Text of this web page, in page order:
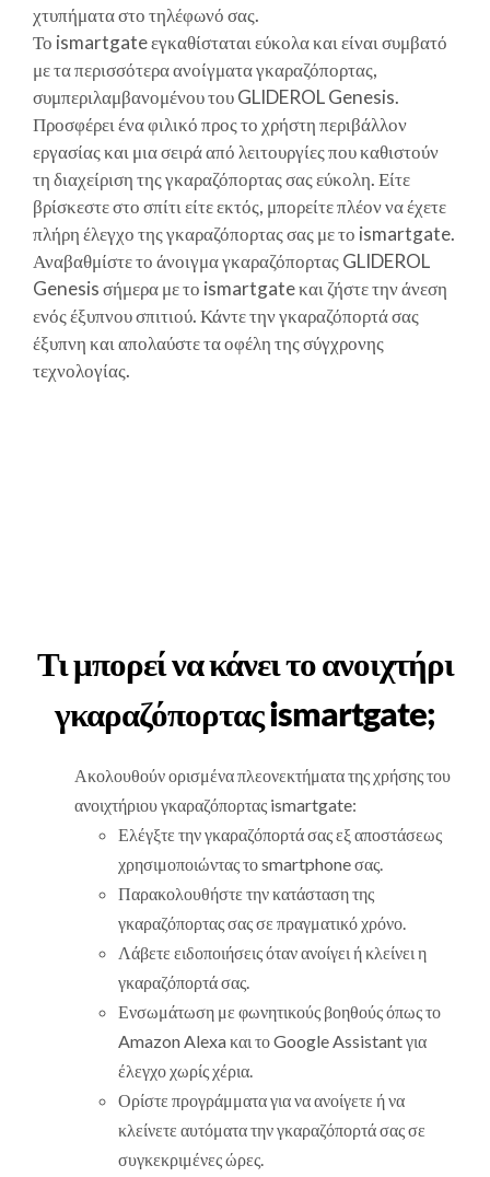
χτυπήματα στο τηλέφωνό σας.
Το ismartgate εγκαθίσταται εύκολα και είναι συμβατό
με τα περισσότερα ανοίγματα γκαραζόπορτας,
συμπεριλαμβανομένου του GLIDEROL Genesis.
Προσφέρει ένα φιλικό προς το χρήστη περιβάλλον
εργασίας και μια σειρά από λειτουργίες που καθιστούν
τη διαχείριση της γκαραζόπορτας σας εύκολη. Είτε
βρίσκεστε στο σπίτι είτε εκτός, μπορείτε πλέον να έχετε
πλήρη έλεγχο της γκαραζόπορτας σας με το ismartgate.
Αναβαθμίστε το άνοιγμα γκαραζόπορτας GLIDEROL
Genesis σήμερα με το ismartgate και ζήστε την άνεση
ενός έξυπνου σπιτιού. Κάντε την γκαραζόπορτά σας
έξυπνη και απολαύστε τα οφέλη της σύγχρονης
τεχνολογίας.
Τι μπορεί να κάνει το ανοιχτήρι
γκαραζόπορτας ismartgate;
Ακολουθούν ορισμένα πλεονεκτήματα της χρήσης του
ανοιχτήριου γκαραζόπορτας ismartgate:
Ελέγξτε την γκαραζόπορτά σας εξ αποστάσεως
χρησιμοποιώντας το smartphone σας.
Παρακολουθήστε την κατάσταση της
γκαραζόπορτας σας σε πραγματικό χρόνο.
Λάβετε ειδοποιήσεις όταν ανοίγει ή κλείνει η
γκαραζόπορτά σας.
Ενσωμάτωση με φωνητικούς βοηθούς όπως το
Amazon Alexa και το Google Assistant για
έλεγχο χωρίς χέρια.
Ορίστε προγράμματα για να ανοίγετε ή να
κλείνετε αυτόματα την γκαραζόπορτά σας σε
συγκεκριμένες ώρες.